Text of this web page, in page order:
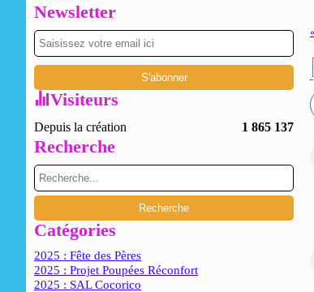
Newsletter
Visiteurs
Depuis la création 1 865 137
Recherche
Catégories
2025 : Fête des Pères
2025 : Projet Poupées Réconfort
2025 : SAL Cocorico